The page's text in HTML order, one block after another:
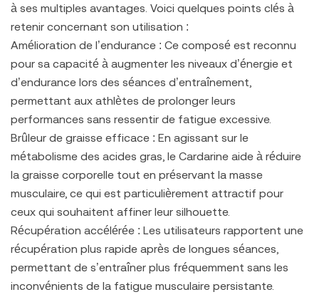
à ses multiples avantages. Voici quelques points clés à
retenir concernant son utilisation :
Amélioration de l’endurance : Ce composé est reconnu
pour sa capacité à augmenter les niveaux d’énergie et
d’endurance lors des séances d’entraînement,
permettant aux athlètes de prolonger leurs
performances sans ressentir de fatigue excessive.
Brûleur de graisse efficace : En agissant sur le
métabolisme des acides gras, le Cardarine aide à réduire
la graisse corporelle tout en préservant la masse
musculaire, ce qui est particulièrement attractif pour
ceux qui souhaitent affiner leur silhouette.
Récupération accélérée : Les utilisateurs rapportent une
récupération plus rapide après de longues séances,
permettant de s’entraîner plus fréquemment sans les
inconvénients de la fatigue musculaire persistante.